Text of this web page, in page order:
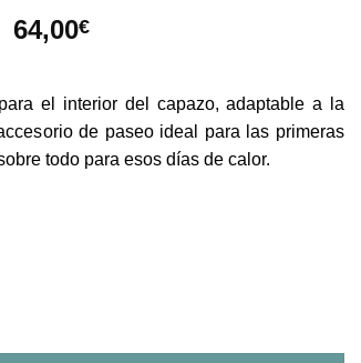
64,00€
el interior del capazo, adaptable a la
de paseo ideal para las primeras
todo para esos días de calor.
Flavia Uzturre cantidad